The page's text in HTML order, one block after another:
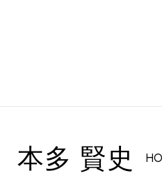
本多 賢史